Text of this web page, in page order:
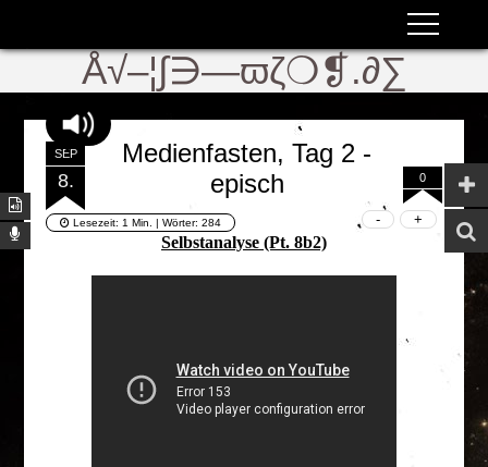
Å√–¦∫∋—ϖζ❍❡.∂∑
SEP
8.
Medienfasten, Tag 2 -
episch
0
Lesezeit: 1 Min. | Wörter:284
Selbstanalyse (Pt. 8b2)